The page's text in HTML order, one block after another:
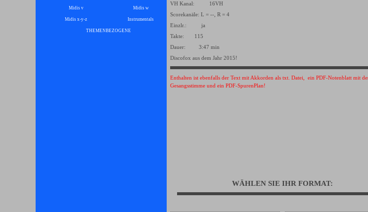
Midis v Midis w
Midis x-y-z Instrumentals
THEMENBEZOGENE
VH Kanal: 16VH
Scorekanäle: L = --, R = 4
Einzlr.: ja
Takte: 115
Dauer: 3:47 min
Discofox aus dem Jahr 2015!
Enthalten ist ebenfalls der Text mit Akkorden als txt. Datei, ein PDF-Notenblatt mit
Gesangsstimme und ein PDF-SpurenPlan!
WÄHLEN SIE IHR FORMAT: